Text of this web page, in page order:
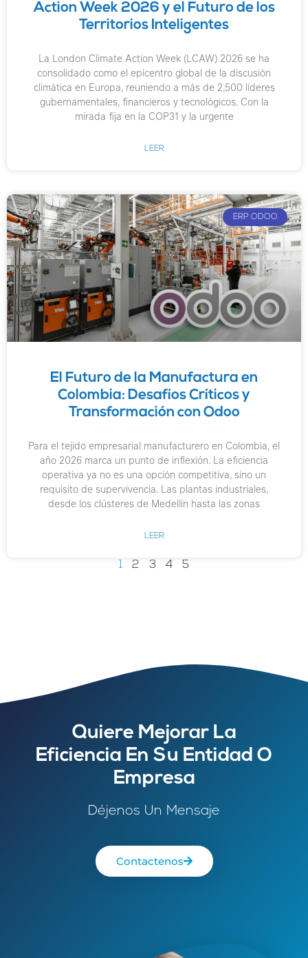
Action Week 2026 y el Futuro de los
Territorios Inteligentes
La London Climate Action Week (LCAW) 2026 se ha
consolidado como el epicentro global de la discusión
climática en Europa, reuniendo a más de 2,500 líderes
gubernamentales, financieros y tecnológicos. Con la
mirada fija en la COP31 y la urgente
LEER
ERP ODOO
El Futuro de la Manufactura en
Colombia: Desafíos Críticos y
Transformación con Odoo
Para el tejido empresarial manufacturero en Colombia, el
año 2026 marca un punto de inflexión. La eficiencia
operativa ya no es una opción competitiva, sino un
requisito de supervivencia. Las plantas industriales,
desde los clústeres de Medellín hasta las zonas
LEER
1 2 3 4 5
Quiere Mejorar La
Eficiencia En Su Entidad O
Empresa
Déjenos Un Mensaje
Contactenos